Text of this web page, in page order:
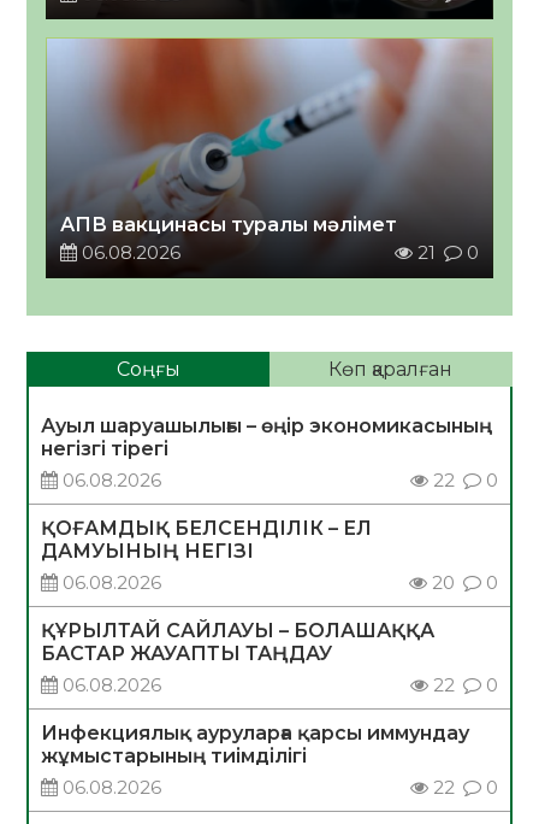
АПВ вакцинасы туралы мәлімет
06.08.2026
21 0
Соңғы Көп қаралған
Ауыл шаруашылығы – өңір экономикасының
негізгі тірегі
06.08.2026
22 0
ҚОҒАМДЫҚ БЕЛСЕНДІЛІК – ЕЛ
ДАМУЫНЫҢ НЕГІЗІ
06.08.2026
20 0
ҚҰРЫЛТАЙ САЙЛАУЫ – БОЛАШАҚҚА
БАСТАР ЖАУАПТЫ ТАҢДАУ
06.08.2026
22 0
Инфекциялық ауруларға қарсы иммундау
жұмыстарының тиімділігі
06.08.2026
22 0